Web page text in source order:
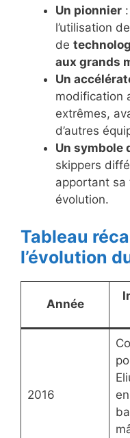
Un pionnier
l’utilisation de
de
aux grands
Un
modification
extrêmes,
d’autres
Un symbole
skippers
apportant sa
évolution.
Tableau
l’évolution
Année
2016